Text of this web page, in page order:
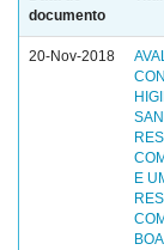
documento
20-Nov-2018
E